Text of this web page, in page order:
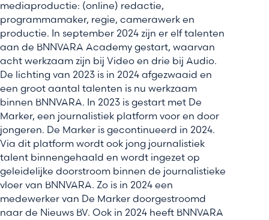
mediaproductie: (online) redactie,
programmamaker, regie, camerawerk en
productie. In september 2024 zijn er elf talenten
aan de BNNVARA Academy gestart, waarvan
acht werkzaam zijn bij Video en drie bij Audio.
De lichting van 2023 is in 2024 afgezwaaid en
een groot aantal talenten is nu werkzaam
binnen BNNVARA. In 2023 is gestart met De
Marker, een journalistiek platform voor en door
jongeren. De Marker is gecontinueerd in 2024.
Via dit platform wordt ook jong journalistiek
talent binnengehaald en wordt ingezet op
geleidelijke doorstroom binnen de journalistieke
vloer van BNNVARA. Zo is in 2024 een
medewerker van De Marker doorgestroomd
naar de Nieuws BV. Ook in 2024 heeft BNNVARA